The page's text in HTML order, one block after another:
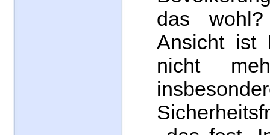
das
Ansicht ist
nicht